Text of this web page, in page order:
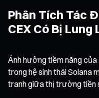
Phân Tích Tác
CEX Có Bị Lung
Ảnh hưởng tiềm năng
trong hệ sinh thái Solana
tranh giữa thị trường tiền